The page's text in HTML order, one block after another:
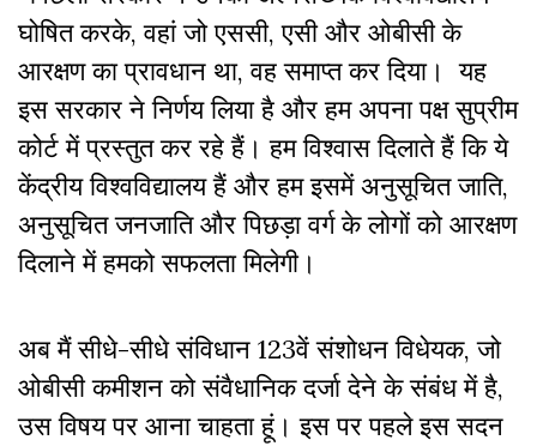
घोषित करके, वहां जो एससी, एसी और ओबीसी के
आरक्षण का प्रावधान था, वह समाप्त कर दिया। यह
इस सरकार ने निर्णय लिया है और हम अपना पक्ष सुप्रीम
कोर्ट में प्रस्तुत कर रहे हैं। हम विश्वास दिलाते हैं कि ये
केंद्रीय विश्वविद्यालय हैं और हम इसमें अनुसूचित जाति,
अनुसूचित जनजाति और पिछड़ा वर्ग के लोगों को आरक्षण
दिलाने में हमको सफलता मिलेगी।
अब मैं सीधे-सीधे संविधान 123वें संशोधन विधेयक, जो
ओबीसी कमीशन को संवैधानिक दर्जा देने के संबंध में है,
उस विषय पर आना चाहता हूं। इस पर पहले इस सदन